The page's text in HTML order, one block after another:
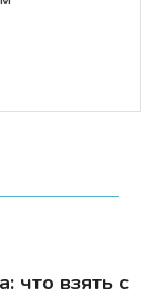
что взять с